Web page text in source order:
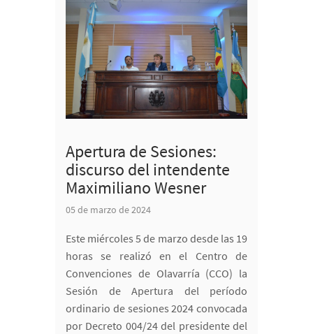
Apertura de Sesiones:
discurso del intendente
Maximiliano Wesner
05 de marzo de 2024
Este miércoles 5 de marzo desde las 19
horas se realizó en el Centro de
Convenciones de Olavarría (CCO) la
Sesión de Apertura del período
ordinario de sesiones 2024 convocada
por Decreto 004/24 del presidente del